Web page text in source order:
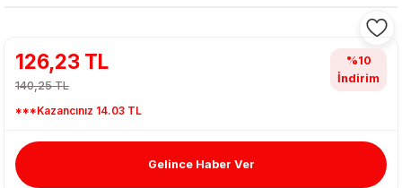
& Matara
126,23 TL
140,25 TL
***Kazancınız 14.03 TL
%10
İndirim
Gelince Haber Ver